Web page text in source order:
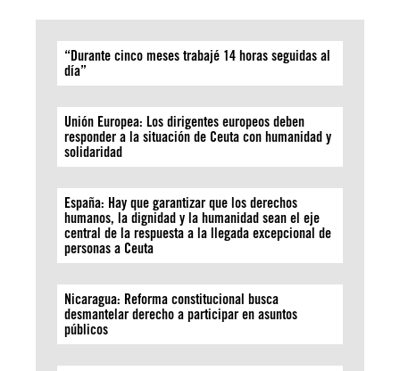
“Durante cinco meses trabajé 14 horas seguidas al
día”
Unión Europea: Los dirigentes europeos deben
responder a la situación de Ceuta con humanidad y
solidaridad
España: Hay que garantizar que los derechos
humanos, la dignidad y la humanidad sean el eje
central de la respuesta a la llegada excepcional de
personas a Ceuta
Nicaragua: Reforma constitucional busca
desmantelar derecho a participar en asuntos
públicos